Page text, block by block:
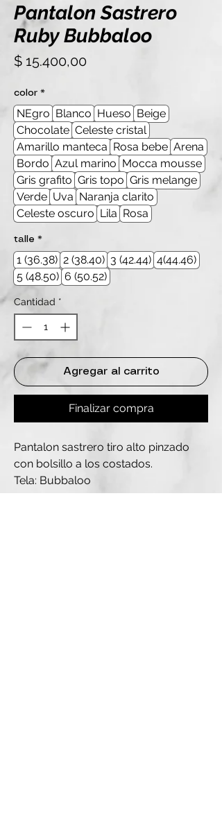
Pantalon Sastrero
Ruby Bubbaloo
$ 15.400,00Precio
color *
NEgro Blanco Hueso Beige
Chocolate Celeste cristal
Amarillo manteca Rosa bebe Arena
Bordo Azul marino Mocca mousse
Gris grafito Gris topo Gris melange
Verde Uva Naranja clarito
Celeste oscuro Lila Rosa
talle *
1 (36.38) 2 (38.40) 3 (42.44) 4(44.46)
5 (48.50) 6 (50.52)
Cantidad *
Agregar al carrito
Finalizar compra
Pantalon sastrero tiro alto pinzado
con bolsillo a los costados.
Tela: Bubbaloo